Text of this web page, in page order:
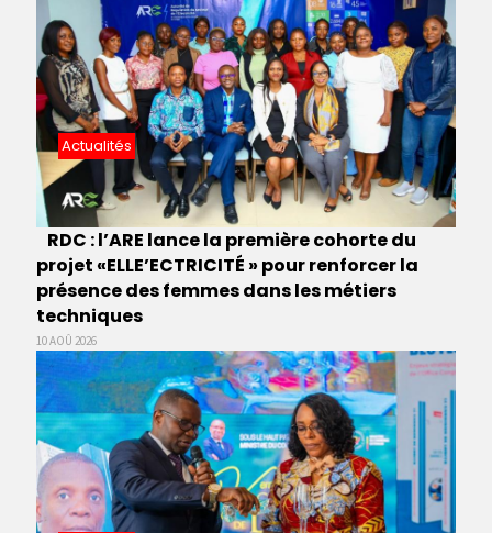
Actualités
RDC : l’ARE lance la première cohorte du
projet «ELLE’ECTRICITÉ » pour renforcer la
présence des femmes dans les métiers
techniques
10 AOÛ 2026